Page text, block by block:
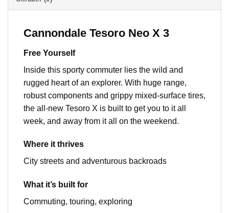
Cannondale Tesoro Neo X 3
Free Yourself
Inside this sporty commuter lies the wild and
rugged heart of an explorer. With huge range,
robust components and grippy mixed-surface tires,
the all-new Tesoro X is built to get you to it all
week, and away from it all on the weekend.
Where it thrives
City streets and adventurous backroads
What it’s built for
Commuting, touring, exploring